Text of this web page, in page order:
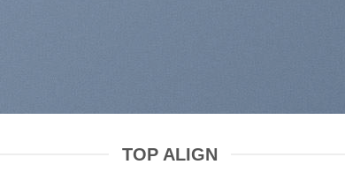
TOP ALIGN